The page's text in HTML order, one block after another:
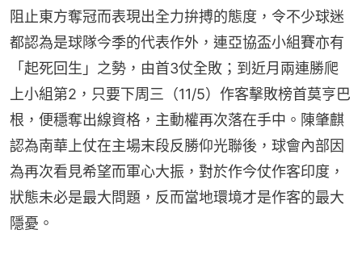
阻止東方奪冠而表現出全力拚搏的態度，令不少球迷
都認為是球隊今季的代表作外，連亞協盃小組賽亦有
「起死回生」之勢，由首3仗全敗；到近月兩連勝爬
上小組第2，只要下周三（11/5）作客擊敗榜首莫亨巴
根，便穩奪出線資格，主動權再次落在手中。陳肇麒
認為南華上仗在主場末段反勝仰光聯後，球會內部因
為再次看見希望而軍心大振，對於作今仗作客印度，
狀態未必是最大問題，反而當地環境才是作客的最大
隱憂。